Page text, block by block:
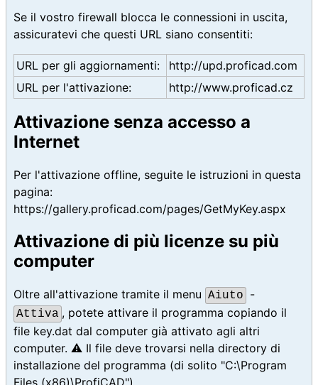
Se il vostro firewall blocca le connessioni in uscita,
assicuratevi che questi URL siano consentiti:
URL per gli aggiornamenti:
http://upd.proficad.com
URL per l'attivazione:
http://www.proficad.cz
Attivazione senza accesso a
Internet
Per l'attivazione offline, seguite le istruzioni in questa
pagina:
https://gallery.proficad.com/pages/GetMyKey.aspx
Attivazione di più licenze su più
computer
Oltre all'attivazione tramite il menu Aiuto -
Attiva , potete attivare il programma copiando il
file key.dat dal computer già attivato agli altri
computer. ⚠️ Il file deve trovarsi nella directory di
installazione del programma (di solito "C:\Program